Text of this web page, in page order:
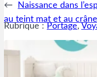
←
Naissance dans
au teint mat et au
Rubrique : Portage,